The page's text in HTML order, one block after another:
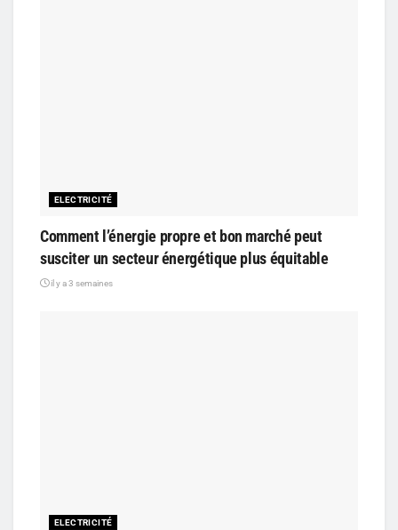
ELECTRICITÉ
Comment l’énergie propre et bon marché peut
susciter un secteur énergétique plus équitable
il y a 3 semaines
ELECTRICITÉ